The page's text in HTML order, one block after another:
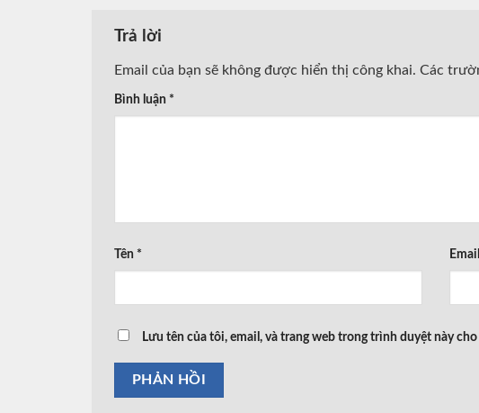
Trả lời
Email của bạn sẽ không được hiển thị công khai. Các
Bình luận *
Tên * Email
Lưu tên của tôi, email, và trang web trong trình duyệt này